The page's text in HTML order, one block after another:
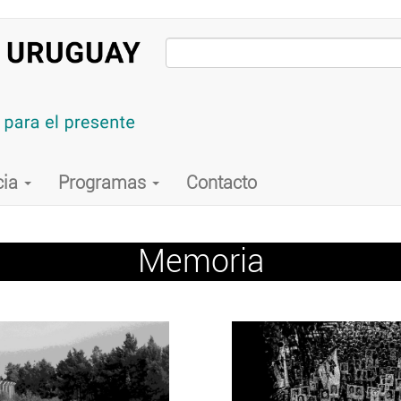
Programas Contacto
Memoria